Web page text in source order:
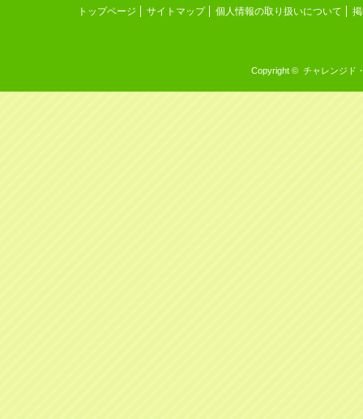
トップページ サイトマップ 個人情報の取り扱いについて
Copyright © チャレンジド